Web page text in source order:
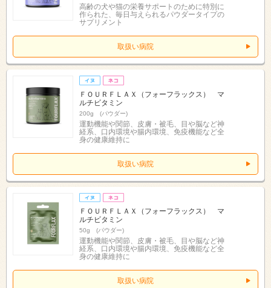
高齢の犬や猫の栄養サポートのために特別に
作られた、毎日与えられるパウダータイプの
サプリメント
取扱い病院
ＦＯＵＲＦＬＡＸ（フォーフラックス） マ
ルチビタミン
200g (パウダー)
運動機能や関節、皮膚・被毛、目や脳など神
経系、口内環境や腸内環境、免疫機能など全
身の健康維持に
取扱い病院
ＦＯＵＲＦＬＡＸ（フォーフラックス） マ
ルチビタミン
50g (パウダー)
運動機能や関節、皮膚・被毛、目や脳など神
経系、口内環境や腸内環境、免疫機能など全
身の健康維持に
取扱い病院